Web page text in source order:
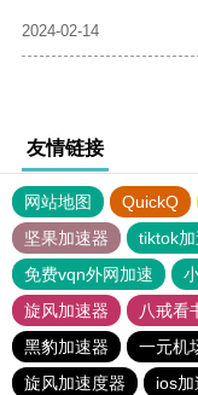
2024-02-14
友情链接
网站地图 QuickQ
坚果加速器
tiktok
免费vqn外网加速
旋风加速器
八戒看
黑豹加速器
一元机
旋风加速度器
ios加